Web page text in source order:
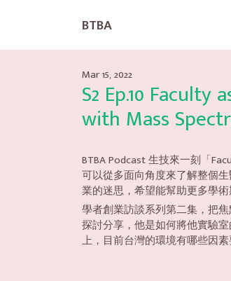
BTBA
Mar 15, 2022
S2 Ep.10
with Mass
BTBA Podcast 生技來一刻「
可以從多面向角度來了解整個
業的迷思，希望能幫助更多學
學者創業訪談系列第二集，把
探討分享，他是如何將他實驗
上，目前台灣的環境有哪些因